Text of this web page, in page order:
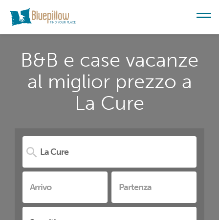
B&B e case vacanze
al miglior prezzo a
La Cure